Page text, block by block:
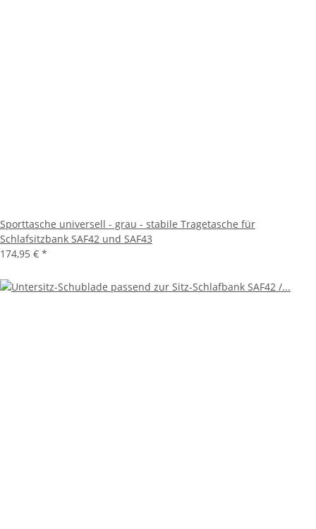
Sporttasche universell - grau - stabile Tragetasche für
Schlafsitzbank SAF42 und SAF43
174,95 € *